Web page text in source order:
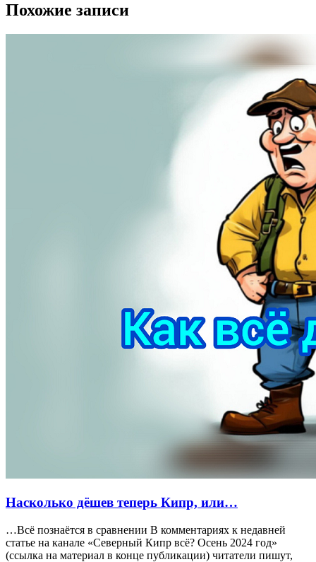
Похожие записи
Насколько дёшев теперь Кипр, или…
…Всё познаётся в сравнении В комментариях к недавней
статье на канале «Северный Кипр всё? Осень 2024 год»
(ссылка на материал в конце публикации) читатели пишут,